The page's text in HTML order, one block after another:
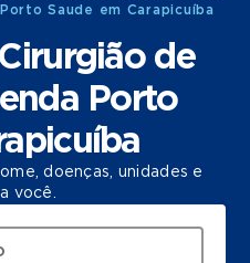
Saude em Carapicuíba
de
Porto
doenças, unidades e
você.